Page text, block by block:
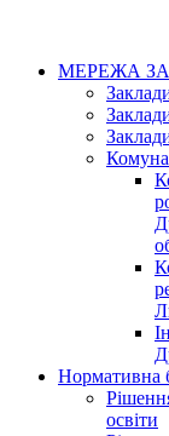
МЕРЕЖА
Нормативна
освіти